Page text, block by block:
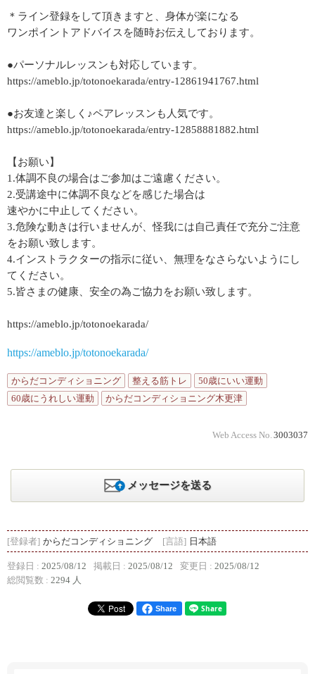
＊ライン登録をして頂きますと、身体が楽になる
ワンポイントアドバイスを随時お伝えしております。
●パーソナルレッスンも対応しています。
https://ameblo.jp/totonoekarada/entry-12861941767.html
●お友達と楽しく♪ペアレッスンも人気です。
https://ameblo.jp/totonoekarada/entry-12858881882.html
【お願い】
1.体調不良の場合はご参加はご遠慮ください。
2.受講途中に体調不良などを感じた場合は
速やかに中止してください。
3.危険な動きは行いませんが、怪我には自己責任で充分ご注意
をお願い致します。
4.インストラクターの指示に従い、無理をなさらないようにし
てください。
5.皆さまの健康、安全の為ご協力をお願い致します。
https://ameblo.jp/totonoekarada/
https://ameblo.jp/totonoekarada/
からだコンディショニング 整える筋トレ
50歳にいい運動
60歳にうれしい運動
からだコンディショニング木更津
Web Access No. 3003037
メッセージを送る
[登録者] からだコンディショニング [言語] 日本語
登録日 : 2025/08/12 掲載日 : 2025/08/12 変更日 : 2025/08/12
総閲覧数 : 2294 人
Share